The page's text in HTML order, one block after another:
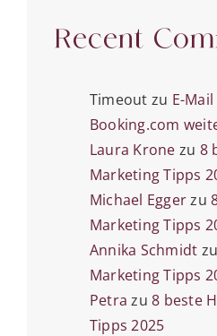
Recent
Timeout zu E-
Booking.com
Laura Krone zu 8
Marketing Tipps
Michael Eggerzu
Marketing Tipps
Annika Schmidt
Marketing Tipps
Petra zu8 beste
Tipps 2025